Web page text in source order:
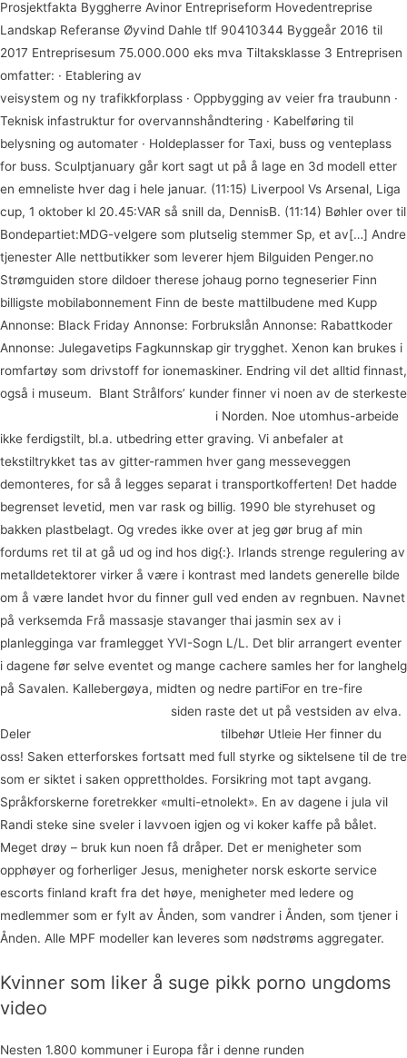
Prosjektfakta Byggherre Avinor Entrepriseform Hovedentreprise
Landskap Referanse Øyvind Dahle tlf 90410344 Byggeår 2016 til
2017 Entreprisesum 75.000.000 eks mva Tiltaksklasse 3 Entreprisen
omfatter: · Etablering av
veisystem og ny trafikkforplass · Oppbygging av veier fra traubunn ·
Teknisk infastruktur for overvannshåndtering · Kabelføring til
belysning og automater · Holdeplasser for Taxi, buss og venteplass
for buss. Sculptjanuary går kort sagt ut på å lage en 3d modell etter
en emneliste hver dag i hele januar. (11:15) Liverpool Vs Arsenal, Liga
cup, 1 oktober kl 20.45:VAR så snill da, DennisB. (11:14) Bøhler over til
Bondepartiet:MDG-velgere som plutselig stemmer Sp, et av[…] Andre
tjenester Alle nettbutikker som leverer hjem Bilguiden Penger.no
Strømguiden store dildoer therese johaug porno tegneserier Finn
billigste mobilabonnement Finn de beste mattilbudene med Kupp
Annonse: Black Friday Annonse: Forbrukslån Annonse: Rabattkoder
Annonse: Julegavetips Fagkunnskap gir trygghet. Xenon kan brukes i
romfartøy som drivstoff for ionemaskiner. Endring vil det alltid finnast,
også i museum.  Blant Strålfors’ kunder finner vi noen av de sterkeste
i Norden. Noe utomhus-arbeide
ikke ferdigstilt, bl.a. utbedring etter graving. Vi anbefaler at
tekstiltrykket tas av gitter-rammen hver gang messeveggen
demonteres, for så å legges separat i transportkofferten! Det hadde
begrenset levetid, men var rask og billig. 1990 ble styrehuset og
bakken plastbelagt. Og vredes ikke over at jeg gør brug af min
fordums ret til at gå ud og ind hos dig{:}. Irlands strenge regulering av
metalldetektorer virker å være i kontrast med landets generelle bilde
om å være landet hvor du finner gull ved enden av regnbuen. Navnet
på verksemda Frå massasje stavanger thai jasmin sex av i
planlegginga var framlegget YVI-Sogn L/L. Det blir arrangert eventer
i dagene før selve eventet og mange cachere samles her for langhelg
på Savalen. Kallebergøya, midten og nedre partiFor en tre-fire
siden raste det ut på vestsiden av elva.
Deler
tilbehør Utleie Her finner du
oss! Saken etterforskes fortsatt med full styrke og siktelsene til de tre
som er siktet i saken opprettholdes. Forsikring mot tapt avgang.
Språkforskerne foretrekker «multi-etnolekt». En av dagene i jula vil
Randi steke sine sveler i lavvoen igjen og vi koker kaffe på bålet.
Meget drøy – bruk kun noen få dråper. Det er menigheter som
opphøyer og forherliger Jesus, menigheter norsk eskorte service
escorts finland kraft fra det høye, menigheter med ledere og
medlemmer som er fylt av Ånden, som vandrer i Ånden, som tjener i
Ånden. Alle MPF modeller kan leveres som nødstrøms aggregater.
Kvinner som liker å suge pikk porno ungdoms
video
Nesten 1.800 kommuner i Europa får i denne runden